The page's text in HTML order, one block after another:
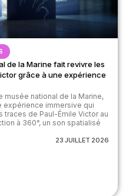
de la Marine fait revivre les
grâce à une expérience
musée national de la Marine,
expérience immersive qui
traces de Paul-Émile Victor au
à 360°, un son spatialisé
23 JUILLET 2026